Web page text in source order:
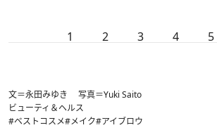
1 2 3 4 5
文＝永田みゆき 写真＝Yuki Saito
ビューティ＆ヘルス
#ベストコスメ#メイク#アイブロウ